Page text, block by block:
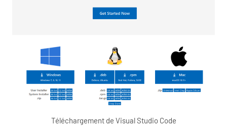
Téléchargement de Visual Studio Code